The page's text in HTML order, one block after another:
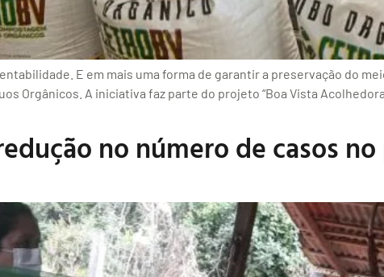
E em mais uma forma de garantir a preservação do
Orgânicos. A iniciativa faz parte do projeto “Boa Vista
no número de casos